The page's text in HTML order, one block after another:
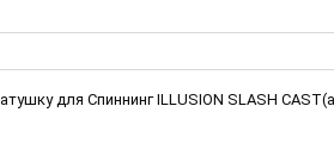
для Спиннинг ILLUSION SLASH